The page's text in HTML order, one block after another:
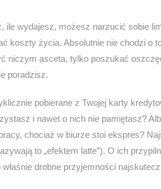
ile wydajesz, możesz narzucić sobie
koszty życia. Absolutnie nie chodzi o
niczym asceta, tylko poszukać
poradzisz.
pobierane z Twojej karty
i nawet o nich nie pamiętasz?
chociaż w biurze stoi ekspres?
to „efektem latte”). O ich
właśnie drobne przyjemności